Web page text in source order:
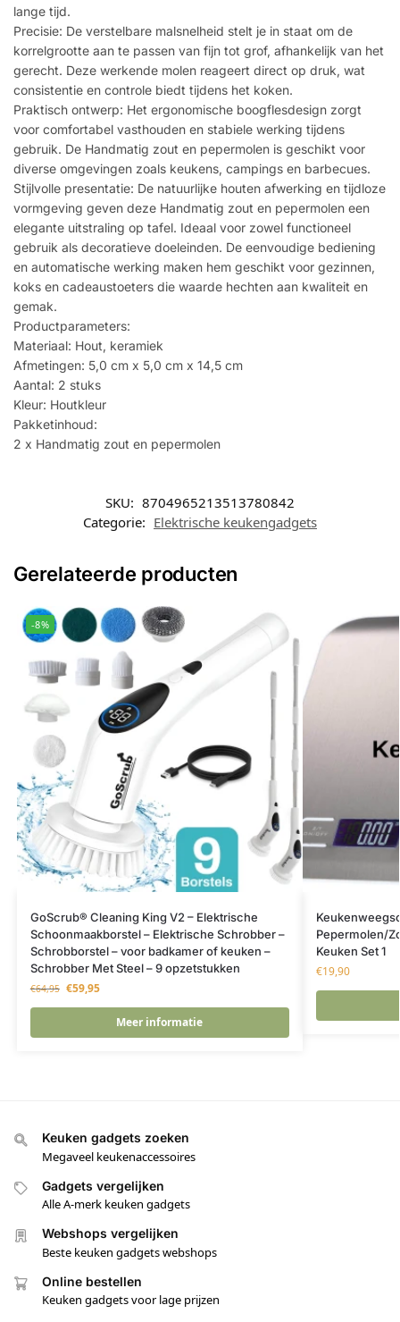
lange tijd.
Precisie: De verstelbare malsnelheid stelt je in staat om de
korrelgrootte aan te passen van fijn tot grof, afhankelijk van het
gerecht. Deze werkende molen reageert direct op druk, wat
consistentie en controle biedt tijdens het koken.
Praktisch ontwerp: Het ergonomische boogflesdesign zorgt
voor comfortabel vasthouden en stabiele werking tijdens
gebruik. De Handmatig zout en pepermolen is geschikt voor
diverse omgevingen zoals keukens, campings en barbecues.
Stijlvolle presentatie: De natuurlijke houten afwerking en tijdloze
vormgeving geven deze Handmatig zout en pepermolen een
elegante uitstraling op tafel. Ideaal voor zowel functioneel
gebruik als decoratieve doeleinden. De eenvoudige bediening
en automatische werking maken hem geschikt voor gezinnen,
koks en cadeaustoeters die waarde hechten aan kwaliteit en
gemak.
Productparameters:
Materiaal: Hout, keramiek
Afmetingen: 5,0 cm x 5,0 cm x 14,5 cm
Aantal: 2 stuks
Kleur: Houtkleur
Pakketinhoud:
2 x Handmatig zout en pepermolen
SKU: 8704965213513780842
Categorie: Elektrische keukengadgets
Gerelateerde producten
-8%
GoScrub® Cleaning King V2 – Elektrische
Schoonmaakborstel – Elektrische Schrobber –
Schrobborstel – voor badkamer of keuken –
Schrobber Met Steel – 9 opzetstukken
€64,95 €59,95
Meer informatie
Pepermolen/
Keuken Set 1
€19,90
Keuken gadgets zoeken
Megaveel keukenaccessoires
Gadgets vergelijken
Alle A-merk keuken gadgets
Webshops vergelijken
Beste keuken gadgets webshops
Online bestellen
Keuken gadgets voor lage prijzen